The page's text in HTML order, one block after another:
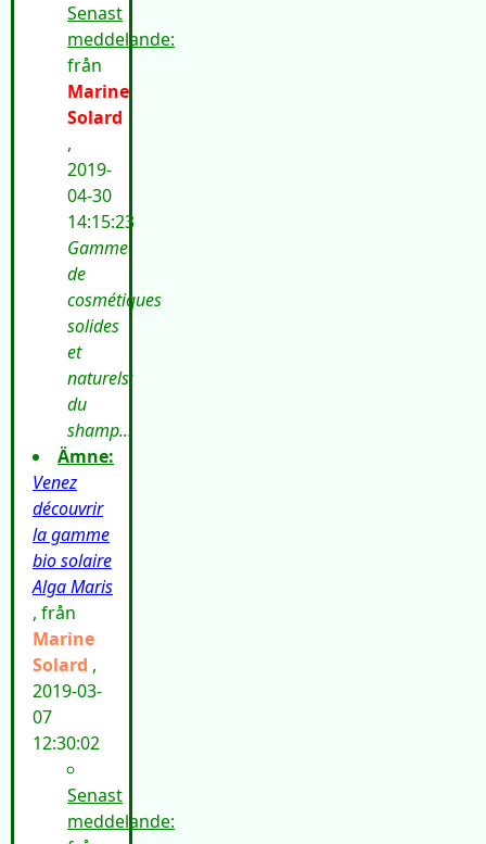
Senast
meddelande:
från
Marine
Solard
,
2019-
04-30
14:15:23
Gamme
de
cosmétiques
solides
et
naturels:
du
shamp...
Ämne:
Venez
découvrir
la gamme
bio solaire
Alga Maris
, från
Marine
Solard ,
2019-03-
07
12:30:02
Senast
meddelande: